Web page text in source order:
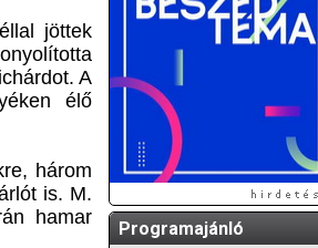
jöttek
A
élő
három
is. M.
hamar
Programajánló